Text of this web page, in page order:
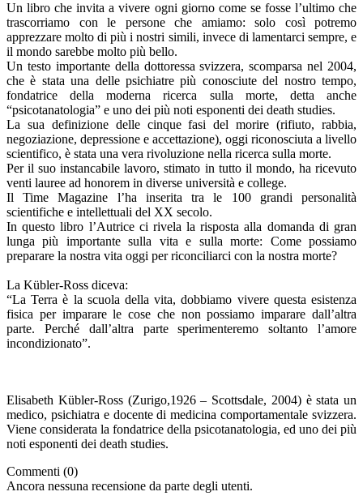
Un libro che invita a vivere ogni giorno come se fosse l’ultimo che
trascorriamo con le persone che amiamo: solo così potremo
apprezzare molto di più i nostri simili, invece di lamentarci sempre, e
il mondo sarebbe molto più bello.
Un testo importante della dottoressa svizzera, scomparsa nel 2004,
che è stata una delle psichiatre più conosciute del nostro tempo,
fondatrice della moderna ricerca sulla morte, detta anche
“psicotanatologia” e uno dei più noti esponenti dei death studies.
La sua definizione delle cinque fasi del morire (rifiuto, rabbia,
negoziazione, depressione e accettazione), oggi riconosciuta a livello
scientifico, è stata una vera rivoluzione nella ricerca sulla morte.
Per il suo instancabile lavoro, stimato in tutto il mondo, ha ricevuto
venti lauree ad honorem in diverse università e college.
Il Time Magazine l’ha inserita tra le 100 grandi personalità
scientifiche e intellettuali del XX secolo.
In questo libro l’Autrice ci rivela la risposta alla domanda di gran
lunga più importante sulla vita e sulla morte: Come possiamo
preparare la nostra vita oggi per riconciliarci con la nostra morte?
La Kübler-Ross diceva:
“La Terra è la scuola della vita, dobbiamo vivere questa esistenza
fisica per imparare le cose che non possiamo imparare dall’altra
parte. Perché dall’altra parte sperimenteremo soltanto l’amore
incondizionato”.
Elisabeth Kübler-Ross (Zurigo,1926 – Scottsdale, 2004) è stata un
medico, psichiatra e docente di medicina comportamentale svizzera.
Viene considerata la fondatrice della psicotanatologia, ed uno dei più
noti esponenti dei death studies.
Commenti (0)
Ancora nessuna recensione da parte degli utenti.